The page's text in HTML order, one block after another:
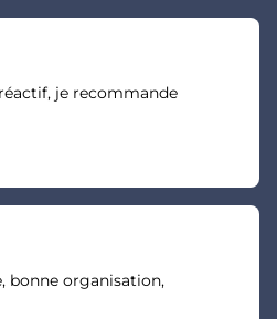
je recommande
bonne organisation,